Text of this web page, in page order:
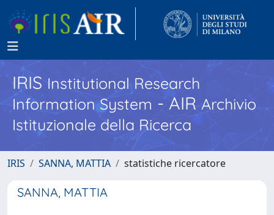
IRISInstitutional Research
Information System - AIR Archivio
Istituzionale della Ricerca
IRIS SANNA, MATTIA statistiche ricercatore
SANNA, MATTIA